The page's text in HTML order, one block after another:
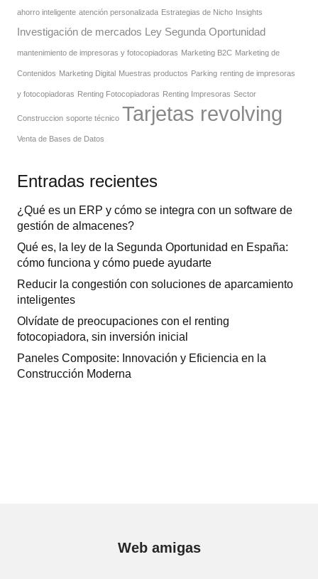
ahorro inteligente atención personalizada Estrategias de Nicho Insights
Investigación de mercados Ley Segunda Oportunidad
mantenimiento de impresoras y fotocopiadoras Marketing B2C Marketing de
Contenidos Marketing Digital Muestras productos Parking renting de impresoras
y fotocopiadoras Renting Fotocopiadoras Renting Impresoras Sector
Construccion soporte técnico Tarjetas revolving
Venta de Bases de Datos
Entradas recientes
¿Qué es un ERP y cómo se integra con un software de
gestión de almacenes?
Qué es, la ley de la Segunda Oportunidad en España:
cómo funciona y cómo puede ayudarte
Reducir la congestión con soluciones de aparcamiento
inteligentes
Olvídate de preocupaciones con el renting
fotocopiadora, sin inversión inicial
Paneles Composite: Innovación y Eficiencia en la
Construcción Moderna
Web amigas